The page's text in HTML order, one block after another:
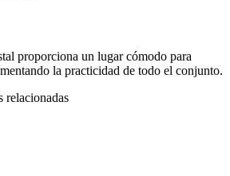
proporciona un lugar cómodo para
la practicidad de todo el conjunto.
relacionadas